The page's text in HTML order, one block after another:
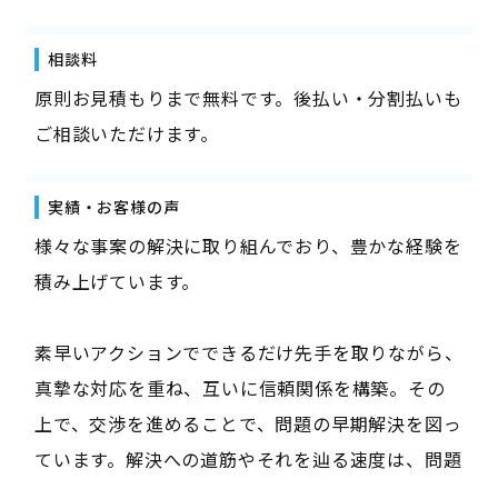
相談料
原則お見積もりまで無料です。後払い・分割払いも
ご相談いただけます。
実績・お客様の声
様々な事案の解決に取り組んでおり、豊かな経験を
積み上げています。
素早いアクションでできるだけ先手を取りながら、
真摯な対応を重ね、互いに信頼関係を構築。その
上で、交渉を進めることで、問題の早期解決を図っ
ています。解決への道筋やそれを辿る速度は、問題